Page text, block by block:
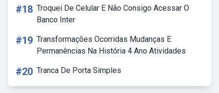
#18 Troquei De Celular E Não Consigo Acessar O
Banco Inter
#19 Transformações Ocorridas Mudanças E
Permanências Na História 4 Ano Atividades
#20 Tranca De Porta Simples